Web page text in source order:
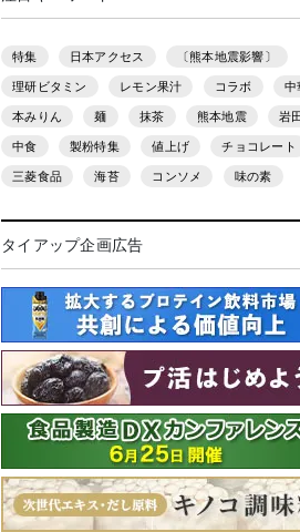
特集 日本アクセス 〔熊本地震影響〕
理研ビタミン レモン果汁 コラボ 中
本みりん 麺 抹茶 熊本地震 岩
中食 製粉特集 値上げ チョコレート
三菱食品 海苔 コンソメ 味の素
タイアップ企画広告